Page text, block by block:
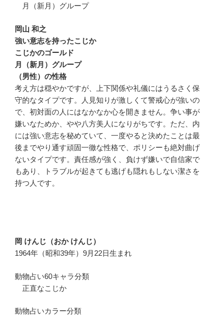
月（新月）グループ
岡山 和之
強い意志を持ったこじか
こじかのゴールド
月（新月）グループ
（男性）の性格
考え方は穏やかですが、上下関係や礼儀にはうるさく保
守的なタイプです。人見知りが激しくて警戒心が強いの
で、初対面の人にはなかなか心を開きません。争い事が
嫌いなためか、やや八方美人になりがちです。ただ、内
には強い意志を秘めていて、一度やると決めたことは最
後までやり通す頑固一徹な性格で、ポリシーも絶対曲げ
ないタイプです。責任感が強く、負けず嫌いで自信家で
もあり、トラブルが起きても逃げも隠れもしない潔さを
持つ人です。
岡 けんじ（おか けんじ）
1964年（昭和39年）9月22日生まれ
動物占い60キャラ分類
正直なこじか
動物占いカラー分類